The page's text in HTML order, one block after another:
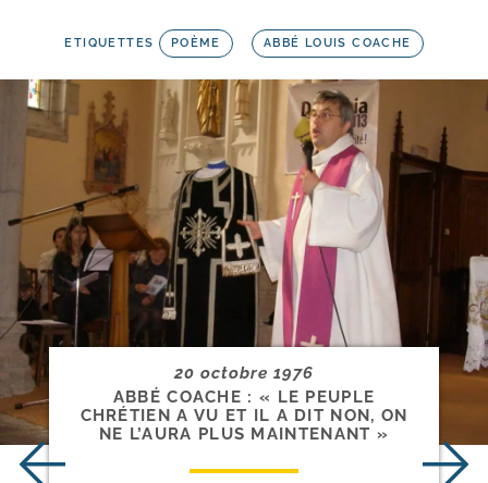
ETIQUETTES POÈME ABBÉ LOUIS COACHE
20 octobre 1976
ABBÉ COACHE : « LE PEUPLE
CHRÉTIEN A VU ET IL A DIT NON, ON
NE L’AURA PLUS MAINTENANT »